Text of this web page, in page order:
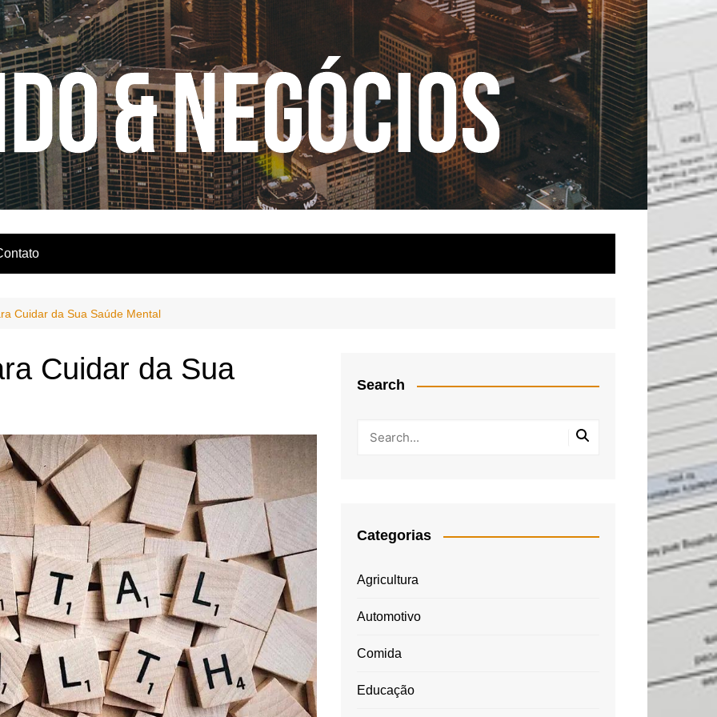
Cuidar da Sua Saúde Mental
Cuidar da Sua
Search
Categorias
Agricultura
Automotivo
Comida
Educação